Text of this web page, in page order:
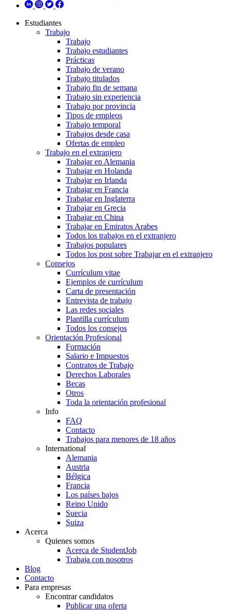
Estudiantes
Trabajo
Trabajo
Trabajo estudiantes
Prácticas
Trabajo de verano
Trabajo titulados
Trabajo fin de semana
Trabajo sin experiencia
Trabajo por provincia
Tipos de empleos
Trabajo temporal
Trabajos desde casa
Ofertas de empleo
Trabajo en el extranjero
Trabajar en Alemania
Trabajar en Holanda
Trabajar en Irlanda
Trabajar en Francia
Trabajar en Inglaterra
Trabajar en Grecia
Trabajar en China
Trabajar en Emiratos Arabes
Todos los trabajos en el extranjero
Trabajos populares
Todos los post sobre Trabajar en el extranjero
Consejos
Currículum vitae
Ejemplos de currículum
Carta de presentación
Entrevista de trabajo
Las redes sociales
Plantilla currículum
Todos los consejos
Orientación Profesional
Formación
Salario e Impuestos
Contratos de Trabajo
Derechos Laborales
Becas
Otros
Toda la orientación profesional
Info
FAQ
Contacto
Trabajos para menores de 18 años
International
Alemania
Austria
Bélgica
Francia
Los países bajos
Reino Unido
Suecia
Suiza
Acerca
Quienes somos
Acerca de StudentJob
Trabaja con nosotros
Blog
Contacto
Para empresas
Encontrar candidatos
Publicar una oferta